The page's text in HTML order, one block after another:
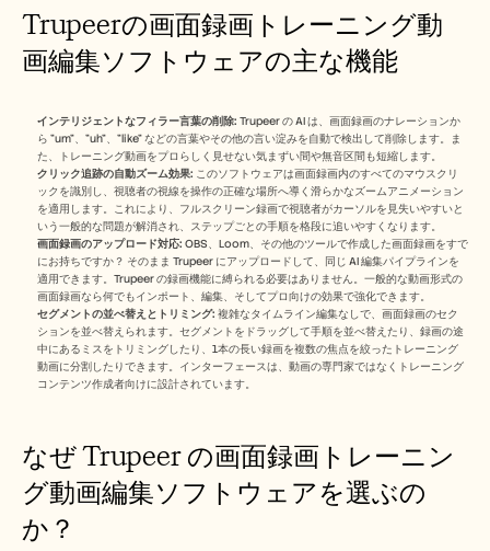
Trupeerの画面録画トレーニング動
画編集ソフトウェアの主な機能
インテリジェントなフィラー言葉の削除: Trupeer の AI は、画面録画のナレーションか
ら "um"、"uh"、"like" などの言葉やその他の言い淀みを自動で検出して削除します。ま
た、トレーニング動画をプロらしく見せない気まずい間や無音区間も短縮します。
クリック追跡の自動ズーム効果: このソフトウェアは画面録画内のすべてのマウスクリ
ックを識別し、視聴者の視線を操作の正確な場所へ導く滑らかなズームアニメーション
を適用します。これにより、フルスクリーン録画で視聴者がカーソルを見失いやすいと
いう一般的な問題が解消され、ステップごとの手順を格段に追いやすくなります。
画面録画のアップロード対応: OBS、Loom、その他のツールで作成した画面録画をすで
にお持ちですか？ そのまま Trupeer にアップロードして、同じ AI 編集パイプラインを
適用できます。Trupeer の録画機能に縛られる必要はありません。一般的な動画形式の
画面録画なら何でもインポート、編集、そしてプロ向けの効果で強化できます。
セグメントの並べ替えとトリミング: 複雑なタイムライン編集なしで、画面録画のセク
ションを並べ替えられます。セグメントをドラッグして手順を並べ替えたり、録画の途
中にあるミスをトリミングしたり、1本の長い録画を複数の焦点を絞ったトレーニング
動画に分割したりできます。インターフェースは、動画の専門家ではなくトレーニング
コンテンツ作成者向けに設計されています。
なぜ Trupeer の画面録画トレーニン
グ動画編集ソフトウェアを選ぶの
か？